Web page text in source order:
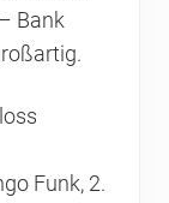
Bank
Funk, 2.